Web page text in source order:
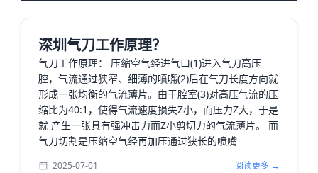
深圳气刀工作原理？
气刀工作原理： 压缩空气经进气口(1)进入气刀高压
腔，气流通过狭窄、细薄的喷嘴(2)后在气刀长度方向就
形成一张均衡的气流薄片。由于腔室(3)对高压气流的压
缩比为40:1，使得气流速度损失Z小，而压力Z大，于是
就 产生一张具有强冲击力而Z小剪切力的气流薄片。 而
气刀切割是压缩空气经再加压通过狭长的喷嘴
2025-07-01 阅读更多 →